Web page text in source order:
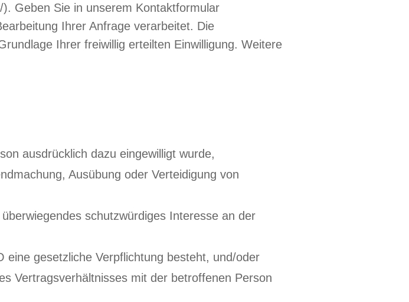
Geben Sie in unserem Kontaktformular
Ihrer Anfrage verarbeitet. Die
Ihrer freiwillig erteilten Einwilligung. Weitere
ausdrücklich dazu eingewilligt wurde,
Ausübung oder Verteidigung von
schutzwürdiges Interesse an der
gesetzliche Verpflichtung besteht, und/oder
Vertragsverhältnisses mit der betroffenen Person